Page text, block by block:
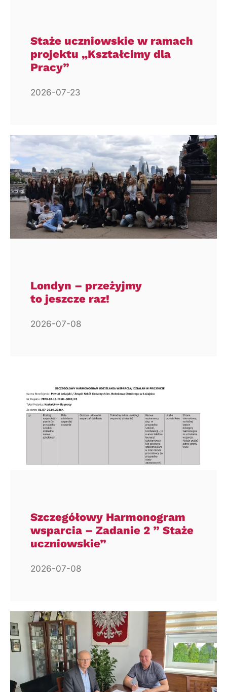
Staże uczniowskie w ramach
projektu „Kształcimy dla
Pracy”
2026-07-23
Londyn – przeżyjmy
to jeszcze raz!
2026-07-08
Szczegółowy Harmonogram
wsparcia – Zadanie 2 ” Staże
uczniowskie”
2026-07-08